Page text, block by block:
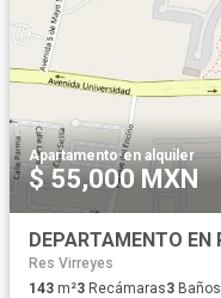
Apartamento·en alquiler
$ 55,000 MXN
Res Virreyes
143 m²3 Recámaras3 Baños